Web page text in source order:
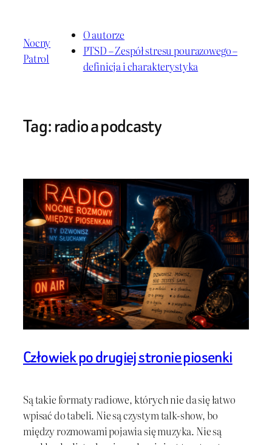
treściNocny
Patrol
O autorze
PTSD – Zespół stresu pourazowego –
definicja i charakterystyka
Tag:radio a podcasty
Człowiek po drugiej stronie piosenki
Są takie formaty radiowe, których nie da się łatwo
wpisać do tabeli. Nie są czystym talk-show, bo
między rozmowami pojawia się muzyka. Nie są